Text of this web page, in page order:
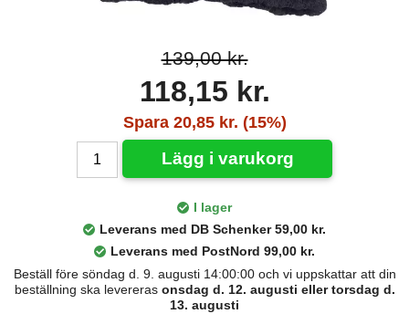
139,00 kr.
118,15 kr.
Spara 20,85 kr. (15%)
Lägg i varukorg
I lager
Leverans med DB Schenker 59,00 kr.
Leverans med PostNord 99,00 kr.
Beställ före söndag d. 9. augusti 14:00:00 och vi uppskattar att din
beställning ska levereras onsdag d. 12. augusti eller torsdag d.
13. augusti